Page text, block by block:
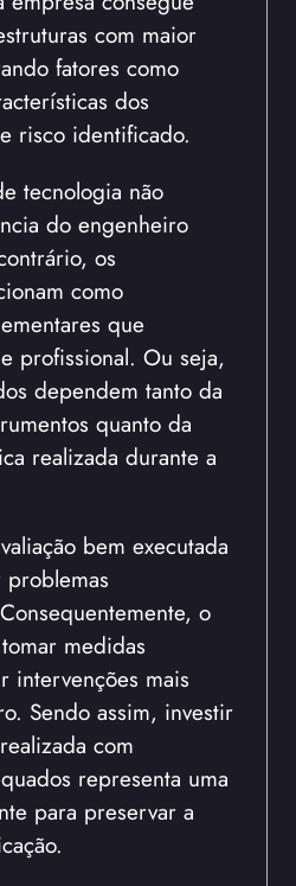
com maior
fatores como
dos
risco identificado.
tecnologia não
do engenheiro
os
como
que
profissional. Ou seja,
dependem tanto da
quanto da
realizada durante a
bem executada
o
medidas
intervenções mais
Sendo assim, investir
com
representa uma
para preservar a